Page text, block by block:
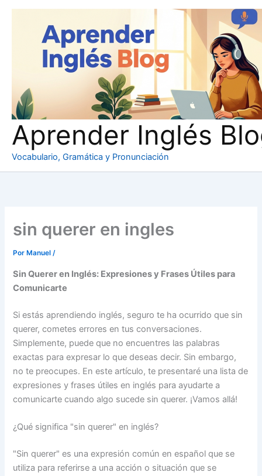
Aprender Inglés
Vocabulario, Gramática y Pronunciación
sin querer en ingles
Por Manuel/
Sin Querer en Inglés: Expresiones y Frases Útiles para
Comunicarte
Si estás aprendiendo inglés, seguro te ha ocurrido que sin
querer, cometes errores en tus conversaciones.
Simplemente, puede que no encuentres las palabras
exactas para expresar lo que deseas decir. Sin embargo,
no te preocupes. En este artículo, te presentaré una lista de
expresiones y frases útiles en inglés para ayudarte a
comunicarte cuando algo sucede sin querer. ¡Vamos allá!
¿Qué significa "sin querer" en inglés?
"Sin querer" es una expresión común en español que se
utiliza para referirse a una acción o situación que se